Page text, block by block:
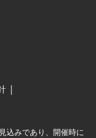
込みであり、開催時に